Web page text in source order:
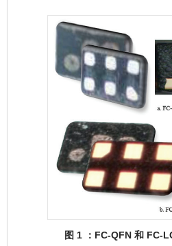
图 1 ：FC-QFN 和 FC-